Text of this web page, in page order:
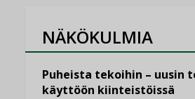
NÄKÖKULMIA
Puheista tekoihin – uusin
käyttöön kiinteistöissä